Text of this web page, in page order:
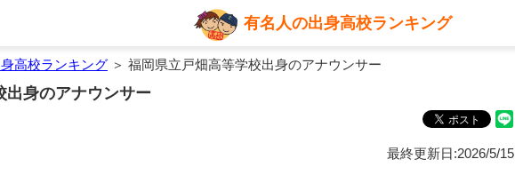
有名人の出身高校ランキング
高校ランキング ＞ 福岡県立戸畑高等学校出身のアナウンサー
出身のアナウンサー
最終更新日:2026/5/15